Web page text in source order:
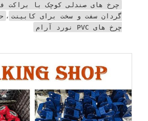
چرخ های صندلی کوچک با براکت
گردان سفت و سخت برای کابینت ،
چرخ های PVC نورد آرام